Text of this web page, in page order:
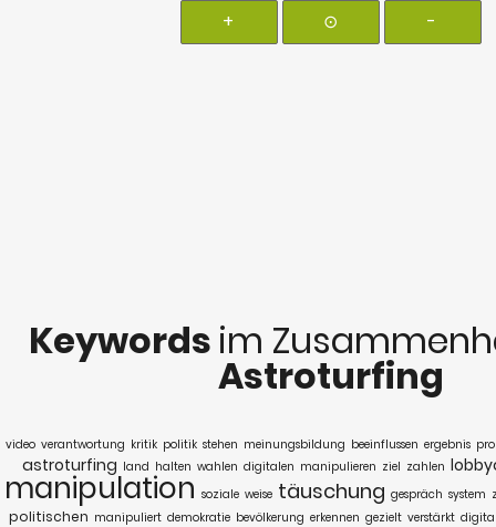
+ ⊙ -
Keywords im
Astroturfing
video verantwortung kritik politik stehen meinungsbildung beeinflussen ergebnis
astroturfing land halten wahlen digitalen manipulieren ziel zahlen
manipulation soziale weise täuschung gespräch system
politischen manipuliert demokratie bevölkerung erkennen gezielt verstärkt